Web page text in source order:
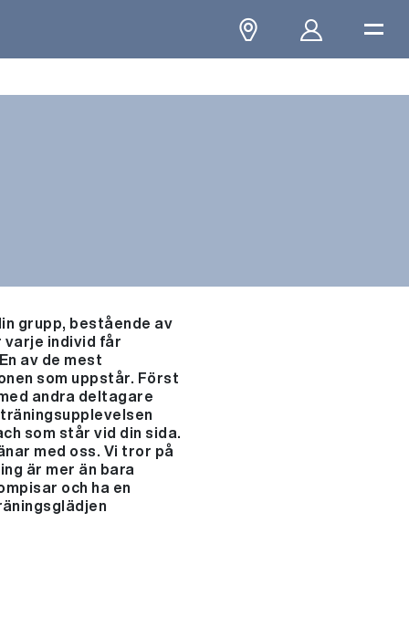
grupp, bestående av
varje individ får
av de mest
som uppstår. Först
andra deltagare
som står vid din sida.
med oss. Vi tror på
är mer än bara
och ha en